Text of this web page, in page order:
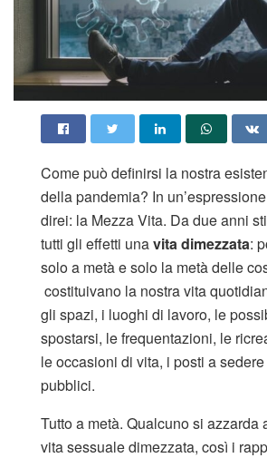
Come può definirsi la nostra
della pandemia? In
direi: la Mezza Vita. Da due anni
tutti gli effetti unavita dimezzata:
solo a metà e solo la metà delle
costituivano la nostra vita
gli spazi, i luoghi di lavoro, le
spostarsi, le frequentazioni, le
le occasioni di vita, i posti a
pubblici.
Tutto a metà. Qualcuno si azzarda
vita sessuale dimezzata, così i